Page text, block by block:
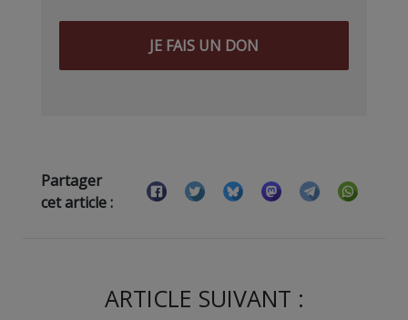
JE FAIS UN DON
Partager
cet article :
ARTICLE SUIVANT :